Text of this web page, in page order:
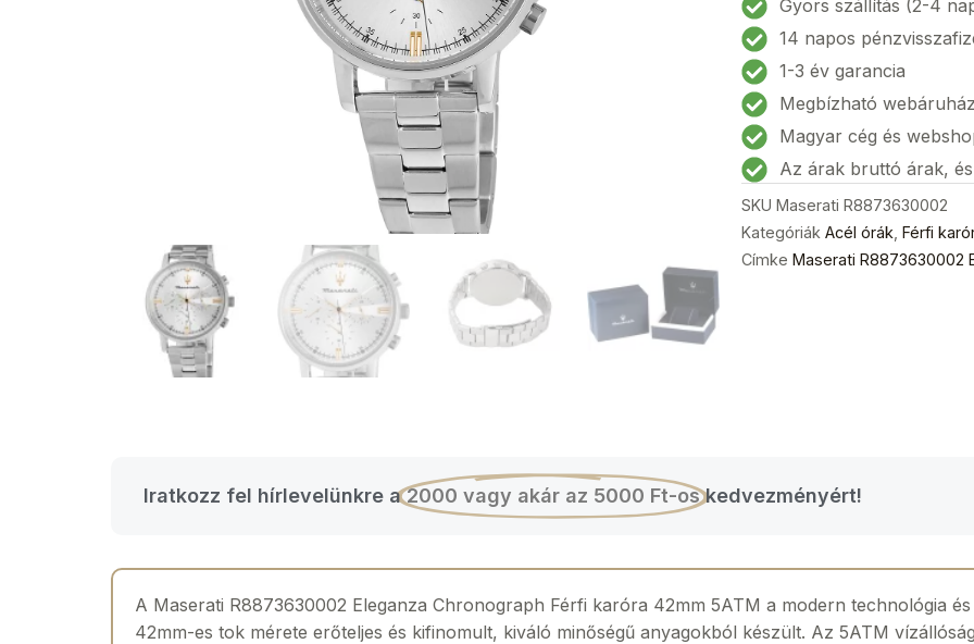
Férfi
karóra
42mm
5ATM
mennyiség
Gyors szállítás (2-4
14 napos
1-3 év garancia
Megbízható webáruház
Magyar cég és
Az árak bruttó árak,
SKU Maserati R8873630002
Kategóriák Acél órák Férfi
Címke Maserati R8873630002
Iratkozz fel hírlevelünkre a2000 vagy akár az 5000 Ft-os kedvezményért!
A Maserati R8873630002 Eleganza Chronograph Férfi karóra 42mm 5ATM a modern technológia
42mm-es tok mérete erőteljes és kifinomult, kiváló minőségű anyagokból készült. Az 5ATM